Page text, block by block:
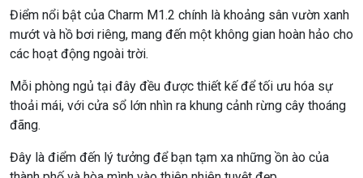
Điểm nổi bật của Charm M1.2 chính là khoảng sân vườn xanh
mướt và hồ bơi riêng, mang đến một không gian hoàn hảo cho
các hoạt động ngoài trời.
Mỗi phòng ngủ tại đây đều được thiết kế để tối ưu hóa sự
thoải mái, với cửa sổ lớn nhìn ra khung cảnh rừng cây thoáng
đãng.
Đây là điểm đến lý tưởng để bạn tạm xa những ồn ào của